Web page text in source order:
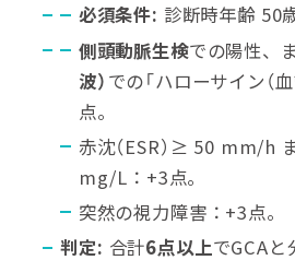
必須条件: 診断時年齢 50
側頭動脈生検での陽性、
波） での「ハローサイン（
点。
赤沈（ESR）≥ 50 mm/h
mg/L：+3点。
突然の視力障害：+3点。
判定: 合計6点以上でGCAと